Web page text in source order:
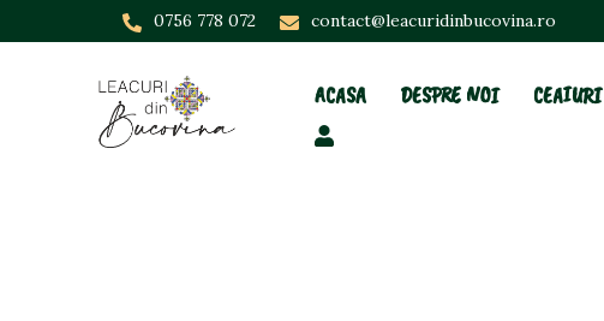
to
0756 778 072 contact@leacuridinbucovina.ro
ACASA DESPRE NOI CEAIURI